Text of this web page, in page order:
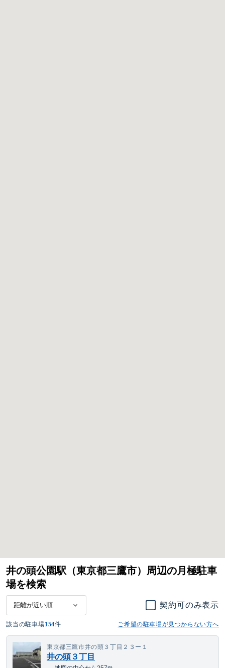
井の頭公園駅（東京都三鷹市）周辺の月極駐車
場を検索
契約可のみ表示
該当の駐車場154件 ご希望の駐車場が見つからない方へ
東京都三鷹市井の頭３丁目２３ー１
井の頭３丁目